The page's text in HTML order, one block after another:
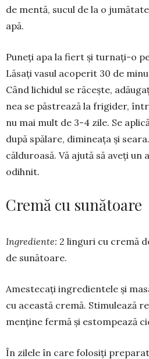
de mentă, sucul de la o
apă.
Puneţi apa la fiert și turnaţi-o
Lăsaţi vasul acoperit 30 de
Când lichidul se răcește,
nea se păstrează la fri­gider,
nu mai mult de 3-4 zile. Se
după spălare, di­mineaţa şi
călduroasă. Vă ajută să aveţi un
odihnit.
Cremă cu sunătoare
Ingrediente: 2 linguri cu cremă
de sunătoare.
Amestecaţi ingredientele şi
cu această cremă. Stimulează
menţine fermă și estompează
În zilele în care folosiţi